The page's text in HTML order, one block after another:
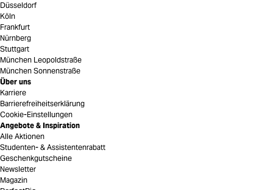
Düsseldorf
Köln
Frankfurt
Nürnberg
Stuttgart
München Leopoldstraße
München Sonnenstraße
Über uns
Karriere
Barrierefreiheitserklärung
Cookie-Einstellungen
Angebote & Inspiration
Alle Aktionen
Studenten- & Assistentenrabatt
Geschenkgutscheine
Newsletter
Magazin